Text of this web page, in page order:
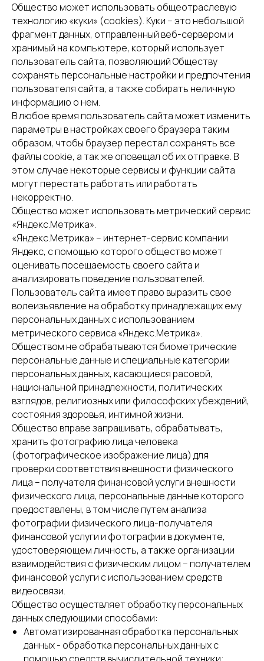
Общество может использовать общеотраслевую
технологию «куки» (cookies). Куки – это небольшой
фрагмент данных, отправленный веб-сервером и
хранимый на компьютере, который использует
пользователь сайта, позволяющий Обществу
сохранять персональные настройки и предпочтения
пользователя сайта, а также собирать неличную
информацию о нем.
В любое время пользователь сайта может изменить
параметры в настройках своего браузера таким
образом, чтобы браузер перестал сохранять все
файлы cookie, а так же оповещал об их отправке. В
этом случае некоторые сервисы и функции сайта
могут перестать работать или работать
некорректно.
Общество может использовать метрический сервис
«Яндекс.Метрика».
«Яндекс.Метрика» – интернет-сервис компании
Яндекс, с помощью которого общество может
оценивать посещаемость своего сайта и
анализировать поведение пользователей.
Пользователь сайта имеет право выразить свое
волеизъявление на обработку принадлежащих ему
персональных данных с использованием
метрического сервиса «Яндекс.Метрика».
Обществом не обрабатываются биометрические
персональные данные и специальные категории
персональных данных, касающиеся расовой,
национальной принадлежности, политических
взглядов, религиозных или философских убеждений,
состояния здоровья, интимной жизни.
Общество вправе запрашивать, обрабатывать,
хранить фотографию лица человека
(фотографическое изображение лица) для
проверки соответствия внешности физического
лица – получателя финансовой услуги внешности
физического лица, персональные данные которого
предоставлены, в том числе путем анализа
фотографии физического лица-получателя
финансовой услуги и фотографии в документе,
удостоверяющем личность, а также организации
взаимодействия с физическим лицом – получателем
финансовой услуги с использованием средств
видеосвязи.
Общество осуществляет обработку персональных
данных следующими способами:
Автоматизированная обработка персональных
данных - обработка персональных данных с